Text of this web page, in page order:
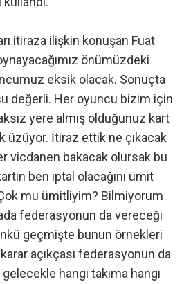
itiraza ilişkin konuşan Fuat
önümüzdeki
eksik olacak. Sonuçta
değerli. Her oyuncu bizim için
yere almış olduğunuz kart
üzüyor. İtiraz ettik ne çıkacak
vicdanen bakacak olursak bu
ben iptal olacağını ümit
mu ümitliyim? Bilmiyorum
federasyonun da vereceği
geçmişte bunun örnekleri
açıkçası federasyonun da
hangi takıma hangi